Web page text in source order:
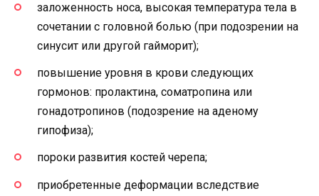
заложенность носа, высокая температура тела в
сочетании с головной болью (при подозрении на
синусит или другой гайморит);
повышение уровня в крови следующих
гормонов: пролактина, соматропина или
гонадотропинов (подозрение на аденому
гипофиза);
пороки развития костей черепа;
приобретенные деформации вследствие